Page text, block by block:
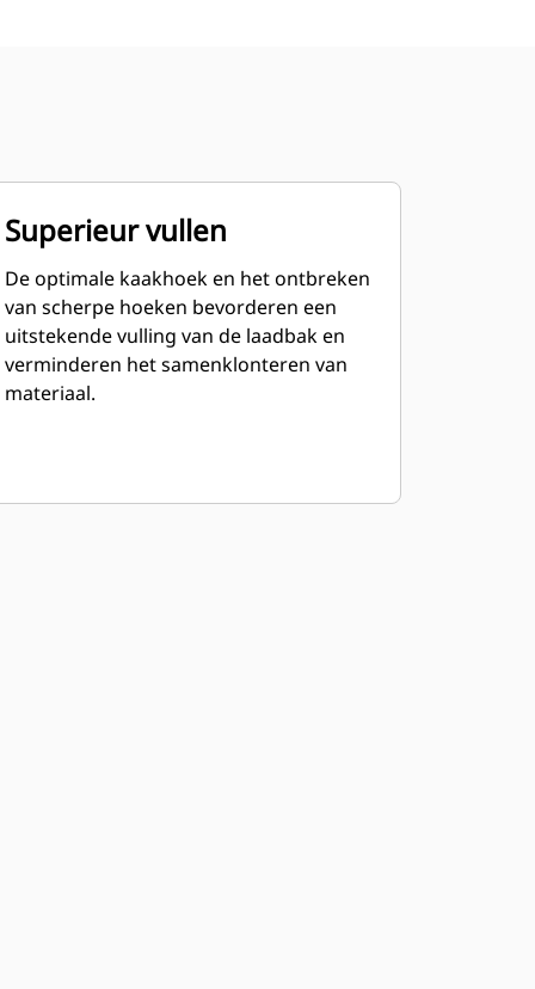
Superieur vullen
De optimale kaakhoek en het ontbreken
van scherpe hoeken bevorderen een
uitstekende vulling van de laadbak en
verminderen het samenklonteren van
materiaal.